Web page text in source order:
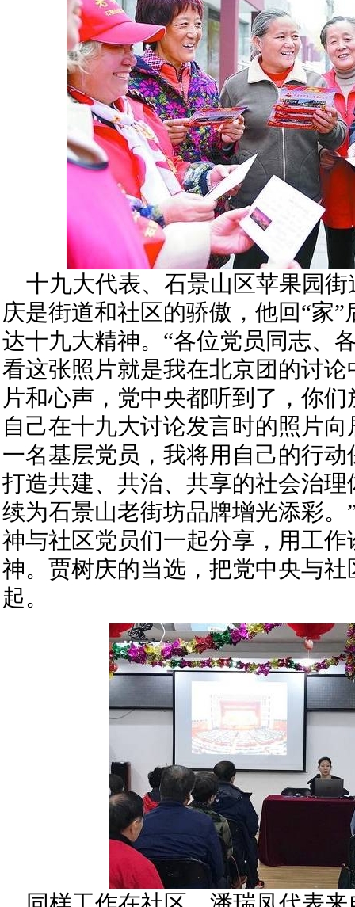
十九大代表、石景山区苹果园
庆是街道和社区的骄傲，他回“家
达十九大精神。“各位党员同志、
看这张照片就是我在北京团的讨
片和心声，党中央都听到了，你
自己在十九大讨论发言时的照片
一名基层党员，我将用自己的行
打造共建、共治、共享的社会治
续为石景山老街坊品牌增光添彩。
神与社区党员们一起分享，用工
神。贾树庆的当选，把党中央与
起。